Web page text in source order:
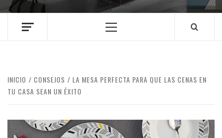
Menú
INICIO CONSEJOS
LA MESA PERFECTA PARA QUE LAS CENAS EN
TU CASA SEAN UN ÉXITO